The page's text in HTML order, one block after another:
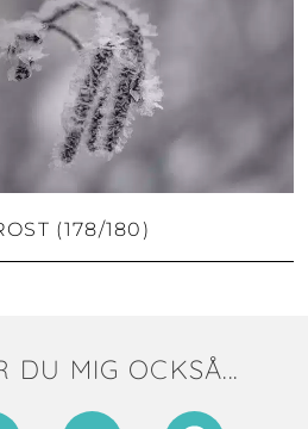
(178/180)
DU MIG OCKSÅ...